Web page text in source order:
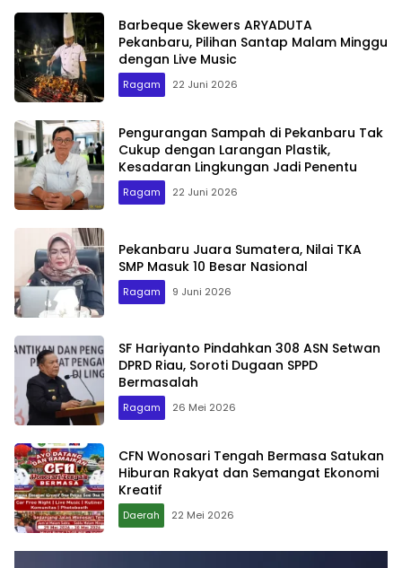
Barbeque Skewers ARYADUTA
Pekanbaru, Pilihan Santap Malam Minggu
dengan Live Music
Ragam 22 Juni 2026
Pengurangan Sampah di Pekanbaru Tak
Cukup dengan Larangan Plastik,
Kesadaran Lingkungan Jadi Penentu
Ragam 22 Juni 2026
Pekanbaru Juara Sumatera, Nilai TKA
SMP Masuk 10 Besar Nasional
Ragam 9 Juni 2026
SF Hariyanto Pindahkan 308 ASN Setwan
DPRD Riau, Soroti Dugaan SPPD
Bermasalah
Ragam 26 Mei 2026
CFN Wonosari Tengah Bermasa Satukan
Hiburan Rakyat dan Semangat Ekonomi
Kreatif
Daerah 22 Mei 2026